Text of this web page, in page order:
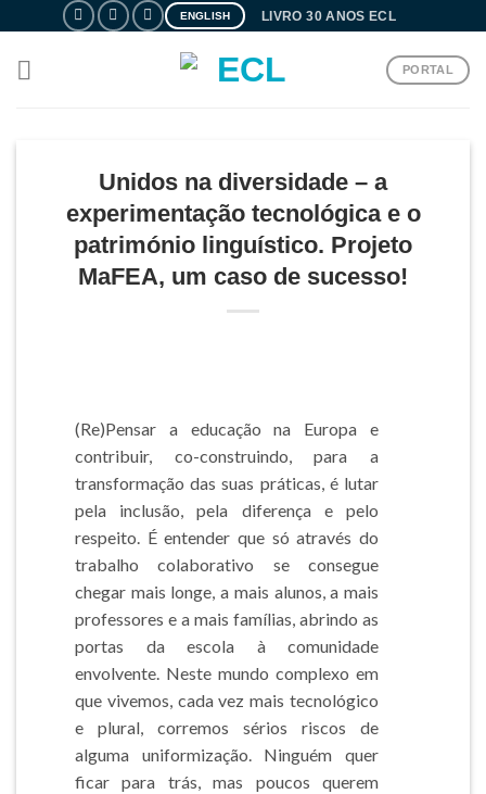
content
ENGLISH LIVRO 30 ANOS ECL
PORTAL
Unidos na diversidade – a
experimentação tecnológica e o
património linguístico. Projeto
MaFEA, um caso de sucesso!
(Re)Pensar a educação na Europa e
contribuir, co-construindo, para a
transformação das suas práticas, é lutar
pela inclusão, pela diferença e pelo
respeito. É entender que só através do
trabalho colaborativo se consegue
chegar mais longe, a mais alunos, a mais
professores e a mais famílias, abrindo as
portas da escola à comunidade
envolvente. Neste mundo complexo em
que vivemos, cada vez mais tecnológico
e plural, corremos sérios riscos de
alguma uniformização. Ninguém quer
ficar para trás, mas poucos querem